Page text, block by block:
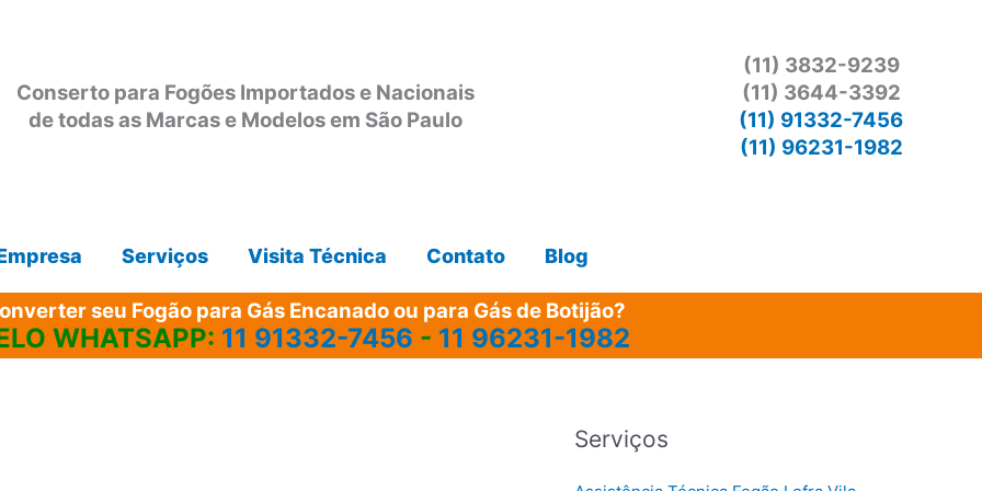
Conserto para Fogões Importados e Nacionais
de todas as Marcas e Modelos em São Paulo
(11) 3832-9239
(11) 3644-3392
(11) 91332-7456
(11) 96231-1982
Serviços Visita Técnica Contato Blog
seu Fogão para Gás Encanado ou para Gás de Botijão?
WHATSAPP: 11 91332-7456 - 11 96231-1982
Serviços